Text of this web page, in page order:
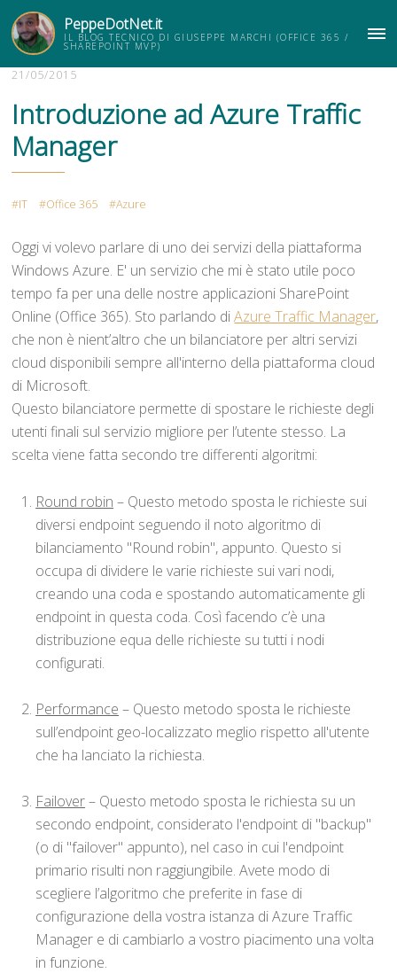
PeppeDotNet.it
IL BLOG TECNICO DI GIUSEPPE MARCHI (OFFICE 365 /
SHAREPOINT MVP)
21/05/2015
Introduzione ad Azure Traffic
Manager
IT Office 365 Azure
Oggi vi volevo parlare di uno dei servizi della piattaforma
Windows Azure. E' un servizio che mi è stato utile poco
tempo fa per una delle nostre applicazioni SharePoint
Online (Office 365). Sto parlando diAzure Traffic Manager,
che non è nient’altro che un bilanciatore per altri servizi
cloud disponibili sempre all'interno della piattaforma cloud
di Microsoft.
Questo bilanciatore permette di spostare le richieste degli
utenti finali sul servizio migliore per l’utente stesso. La
scelta viene fatta secondo tre differenti algoritmi:
Round robin – Questo metodo sposta le richieste sui
diversi endpoint seguendo il noto algoritmo di
bilanciamento "Round robin", appunto. Questo si
occupa di dividere le varie richieste sui vari nodi,
creando una coda e spostando automaticamente gli
endpoint in questa coda. Così facendo c’è una
distribuzione equa delle richieste su tutti i nodi
configurati.
Performance – Questo metodo sposta le richieste
sull’endpoint geo-localizzato meglio rispetto all'utente
che ha lanciato la richiesta.
Failover– Questo metodo sposta le richiesta su un
secondo endpoint, considerato l'endpoint di "backup"
(o di "failover" appunto), nel caso in cui l'endpoint
primario risulti non raggiungibile. Avete modo di
scegliere l’algoritmo che preferite in fase di
configurazione della vostra istanza di Azure Traffic
Manager e di cambiarlo a vostro piacimento una volta
in funzione.